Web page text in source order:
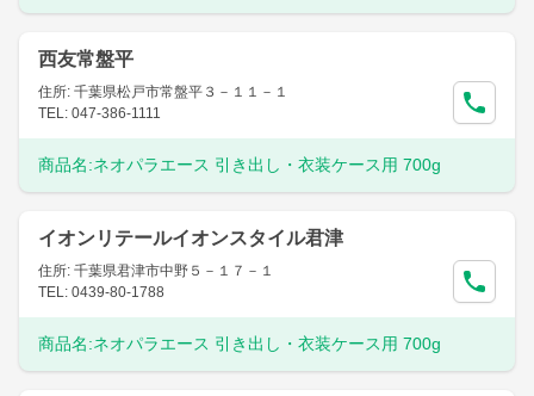
西友常盤平
住所: 千葉県松戸市常盤平３－１１－１
TEL: 047-386-1111
商品名:ネオパラエース 引き出し・衣装ケース用 700g
イオンリテールイオンスタイル君津
住所: 千葉県君津市中野５－１７－１
TEL: 0439-80-1788
商品名:ネオパラエース 引き出し・衣装ケース用 700g